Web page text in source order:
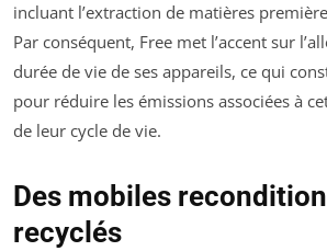
incluant l’extraction de matières
Par conséquent, Free met l’accent sur
durée de vie de ses appareils, ce qui
pour réduire les émissions associées à
de leur cycle de vie.
Des mobiles
recyclés